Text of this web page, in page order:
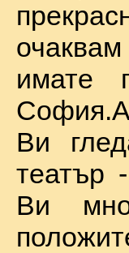
имате
Ви
театър
Ви